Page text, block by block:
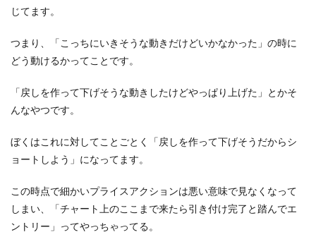
じてます。
つまり、「こっちにいきそうな動きだけどいかなかった」の時に
どう動けるかってことです。
「戻しを作って下げそうな動きしたけどやっぱり上げた」とかそ
んなやつです。
ぼくはこれに対してことごとく「戻しを作って下げそうだからシ
ョートしよう」になってます。
この時点で細かいプライスアクションは悪い意味で見なくなって
しまい、「チャート上のここまで来たら引き付け完了と踏んでエ
ントリー」ってやっちゃってる。